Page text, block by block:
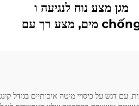
מגן מצע נוח לנגיעה ו
chống מים, מצע רך עם